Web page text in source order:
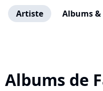
Artiste Albums &
Albums de